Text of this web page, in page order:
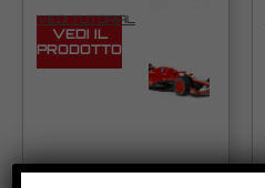
VEDI TUTORIAL
VEDI IL
PRODOTTO
0564IL